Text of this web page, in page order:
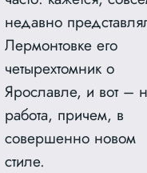
недавно
Лермонтовке его
четырехтомник о
Ярославле, и вот –
работа, причем, в
совершенно новом
стиле.